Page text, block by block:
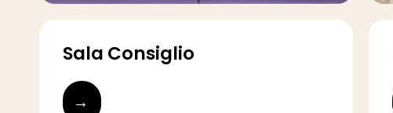
Sala Consiglio
→